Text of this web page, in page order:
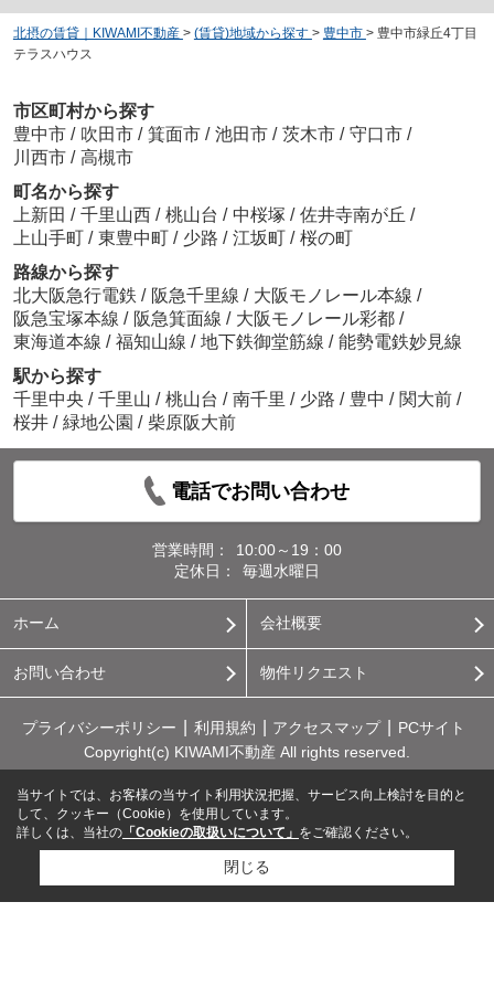
北摂の賃貸｜KIWAMI不動産 > (賃貸)地域から探す > 豊中市 > 豊中市緑丘4丁目
テラスハウス
市区町村から探す
豊中市 / 吹田市 / 箕面市 / 池田市 / 茨木市 / 守口市 /
川西市 / 高槻市
町名から探す
上新田 / 千里山西 / 桃山台 / 中桜塚 / 佐井寺南が丘 /
上山手町 / 東豊中町 / 少路 / 江坂町 / 桜の町
路線から探す
北大阪急行電鉄 / 阪急千里線 / 大阪モノレール本線 /
阪急宝塚本線 / 阪急箕面線 / 大阪モノレール彩都 /
東海道本線 / 福知山線 / 地下鉄御堂筋線 / 能勢電鉄妙見線
駅から探す
千里中央 / 千里山 / 桃山台 / 南千里 / 少路 / 豊中 / 関大前 /
桜井 / 緑地公園 / 柴原阪大前
電話でお問い合わせ
営業時間：
10:00～19：00
定休日：
毎週水曜日
ホーム 会社概要
お問い合わせ 物件リクエスト
プライバシーポリシー 利用規約 アクセスマップ
PCサイト
Copyright(c) KIWAMI不動産 All rights reserved.
当サイトでは、お客様の当サイト利用状況把握、サービス向上検討を目的と
して、クッキー（Cookie）を使用しています。
詳しくは、当社の 「Cookieの取扱いについて」 をご確認ください。
閉じる